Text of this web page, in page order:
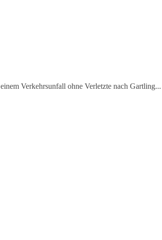
Verkehrsunfall ohne Verletzte nach Gartling...